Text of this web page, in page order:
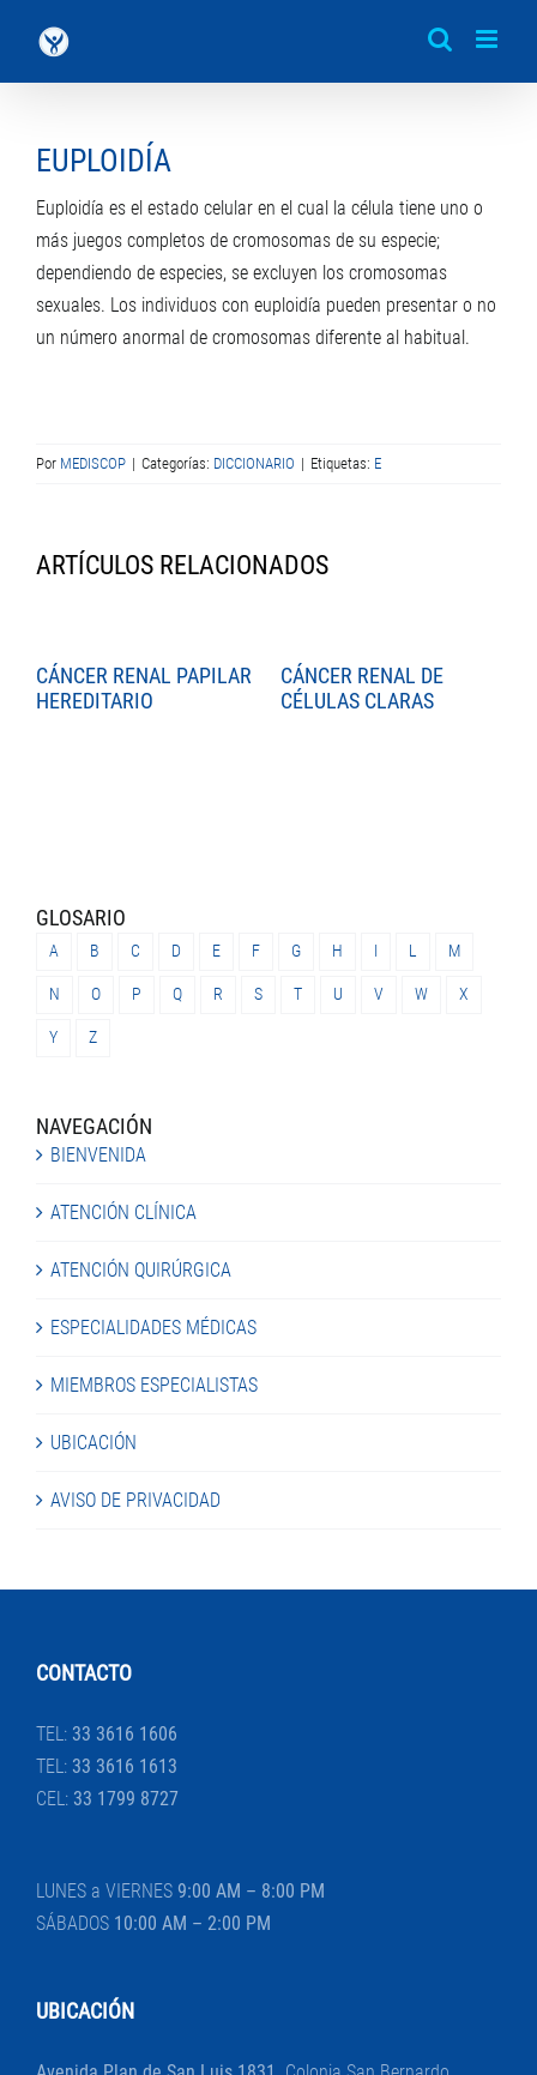
contenido
EUPLOIDÍA
Euploidía es el estado celular en el cual la célula tiene uno o
más juegos completos de cromosomas de su especie;
dependiendo de especies, se excluyen los cromosomas
sexuales. Los individuos con euploidía pueden presentar o no
un número anormal de cromosomas diferente al habitual.
Por MEDISCOP | Categorías: DICCIONARIO | Etiquetas: E
ARTÍCULOS RELACIONADOS
CÁNCER RENAL PAPILAR
HEREDITARIO
CÁNCER RENAL DE
CÉLULAS CLARAS
GLOSARIO
A B C D E F G H I L M
N O P Q R S T U V W X
Y Z
NAVEGACIÓN
BIENVENIDA
ATENCIÓN CLÍNICA
ATENCIÓN QUIRÚRGICA
ESPECIALIDADES MÉDICAS
MIEMBROS ESPECIALISTAS
UBICACIÓN
AVISO DE PRIVACIDAD
CONTACTO
TEL: 33 3616 1606
TEL: 33 3616 1613
CEL: 33 1799 8727
LUNES a VIERNES 9:00 AM – 8:00 PM
SÁBADOS 10:00 AM – 2:00 PM
UBICACIÓN